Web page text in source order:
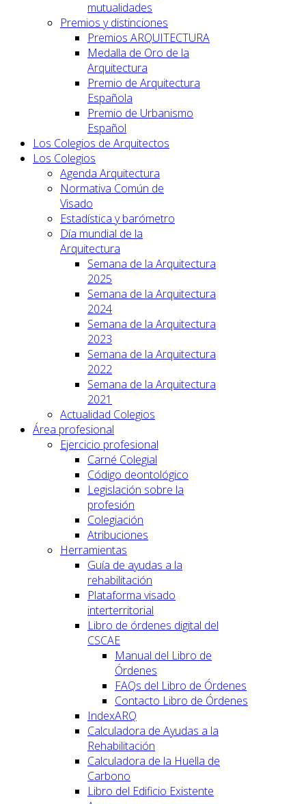
mutualidades
Premios y distinciones
Premios ARQUITECTURA
Medalla de Oro de la
Arquitectura
Premio de Arquitectura
Española
Premio de Urbanismo
Español
Los Colegios de Arquitectos
Los Colegios
Agenda Arquitectura
Normativa Común de
Visado
Estadística y barómetro
Día mundial de la
Arquitectura
Semana de la Arquitectura
2025
Semana de la Arquitectura
2024
Semana de la Arquitectura
2023
Semana de la Arquitectura
2022
Semana de la Arquitectura
2021
Actualidad Colegios
Área profesional
Ejercicio profesional
Carné Colegial
Código deontológico
Legislación sobre la
profesión
Colegiación
Atribuciones
Herramientas
Guía de ayudas a la
rehabilitación
Plataforma visado
interterritorial
Libro de órdenes digital del
CSCAE
Manual del Libro de
Órdenes
FAQs del Libro de Órdenes
Contacto Libro de Órdenes
IndexARQ
Calculadora de Ayudas a la
Rehabilitación
Calculadora de la Huella de
Carbono
Libro del Edificio Existente